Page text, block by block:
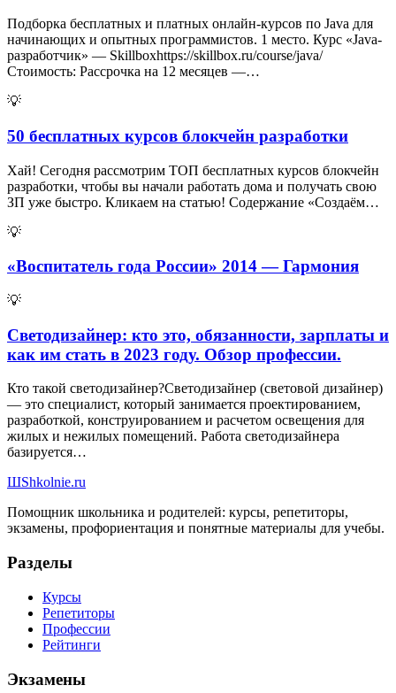
Подборка бесплатных и платных онлайн-курсов по Java для
начинающих и опытных программистов. 1 место. Курс «Java-
разработчик» — Skillboxhttps://skillbox.ru/course/java/
Стоимость: Рассрочка на 12 месяцев —…
💡
50 бесплатных курсов блокчейн разработки
Хай! Сегодня рассмотрим ТОП бесплатных курсов блокчейн
разработки, чтобы вы начали работать дома и получать свою
ЗП уже быстро. Кликаем на статью! Содержание «Создаём…
💡
«Воспитатель года России» 2014 — Гармония
💡
Светодизайнер: кто это, обязанности, зарплаты и
как им стать в 2023 году. Обзор профессии.
Кто такой светодизайнер?Светодизайнер (световой дизайнер)
— это специалист, который занимается проектированием,
разработкой, конструированием и расчетом освещения для
жилых и нежилых помещений. Работа светодизайнера
базируется…
ШShkolnie.ru
Помощник школьника и родителей: курсы, репетиторы,
экзамены, профориентация и понятные материалы для учебы.
Разделы
Курсы
Репетиторы
Профессии
Рейтинги
Экзамены